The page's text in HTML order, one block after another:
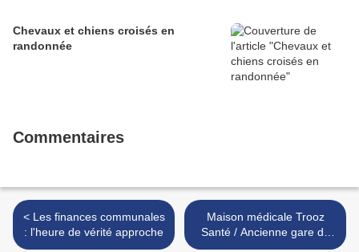
Chevaux et chiens croisés en
randonnée
Commentaires
< Les finances communales
: l'heure de vérité approche
Maison médicale Trooz
Santé / Ancienne gare de
Trooz >